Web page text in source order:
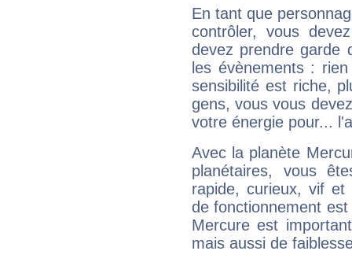
En tant que
contrôler, vous
devez prendre garde
les évènements :
sensibilité est riche,
gens, vous vous
votre énergie pour...
Avec la planète
planétaires, vous
rapide, curieux, vif et
de fonctionnement
Mercure est
mais aussi de